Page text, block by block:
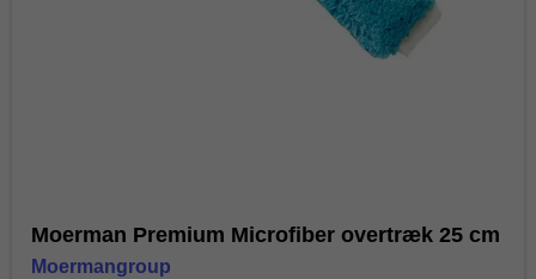
Moerman Premium Microfiber overtræk 25 cm
Moermangroup